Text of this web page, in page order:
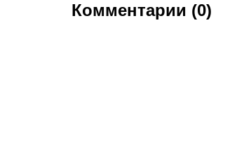
Комментарии (0)